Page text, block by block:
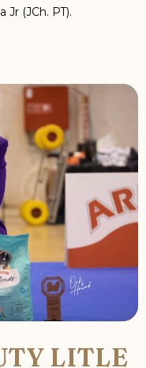
(JCh. PT).
LITLE